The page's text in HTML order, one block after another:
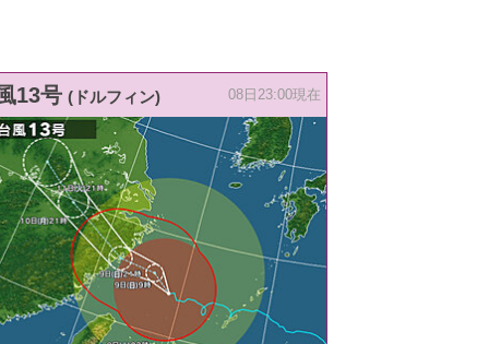
13号 (ドルフィン) 08日23:00現在